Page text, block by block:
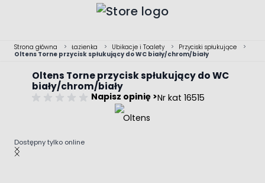
Strona główna > Łazienka > Ubikacje i Toalety > Przyciski spłukujące
>
Oltens Torne przycisk spłukujący do WC biały/chrom/biały
Oltens Torne przycisk spłukujący do WC
biały/chrom/biały
Napisz opinię >Nr kat 16515
Dostępny tylko online
Main image
Click to view image in fullscreen